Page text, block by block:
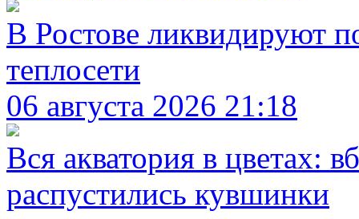
В Ростове ликвидируют
теплосети
06 августа 2026 21:18
Вся акватория в цветах:
распустились кувшинки